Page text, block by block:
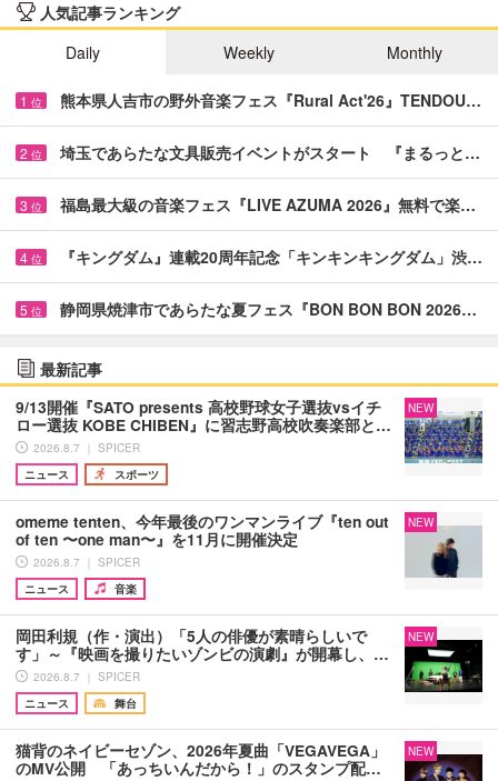
人気記事ランキング
Daily
Weekly Monthly
1 位 熊本県人吉市の野外音楽フェス『Rural Act'26』TENDOU…
2 位 埼玉であらたな文具販売イベントがスタート 『まるっと…
3 位 福島最大級の音楽フェス『LIVE AZUMA 2026』無料で楽…
4 位 『キングダム』連載20周年記念「キンキンキングダム」渋…
5 位 静岡県焼津市であらたな夏フェス『BON BON BON 2026…
最新記事
9/13開催『SATO presents 高校野球女子選抜vsイチ
ロー選抜 KOBE CHIBEN』に習志野高校吹奏楽部と…
2026.8.7 ｜ SPICER
ニュース
スポーツ
NEW
omeme tenten、今年最後のワンマンライブ『ten out
of ten 〜one man〜』を11月に開催決定
2026.8.7 ｜ SPICER
ニュース
音楽
NEW
岡田利規（作・演出）「5人の俳優が素晴らしいで
す」～『映画を撮りたいゾンビの演劇』が開幕し、…
2026.8.7 ｜ SPICER
ニュース
舞台
NEW
猫背のネイビーセゾン、2026年夏曲「VEGAVEGA」
のMV公開 「あっちいんだから！」のスタンプ配…
NEW